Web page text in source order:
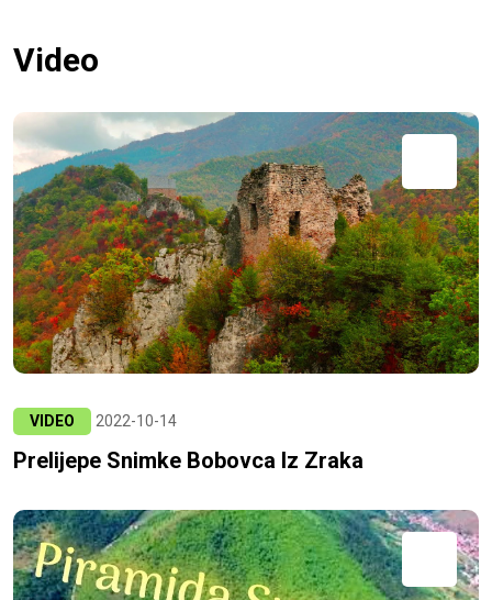
Video
VIDEO 2022-10-14
Prelijepe Snimke Bobovca Iz Zraka